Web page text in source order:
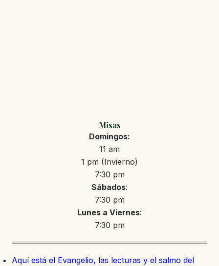
Misas
Domingos:
11 am
1 pm (Invierno)
7:30 pm
Sábados:
7:30 pm
Lunes a Viernes:
7:30 pm
Aquí está el Evangelio, las lecturas y el salmo del